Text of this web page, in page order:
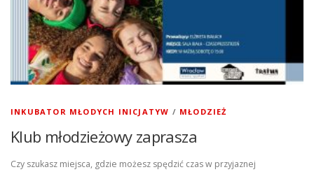
INKUBATOR MŁODYCH INICJATYW / MŁODZIEŻ
Klub młodzieżowy zaprasza
Czy szukasz miejsca, gdzie możesz spędzić czas w przyjaznej